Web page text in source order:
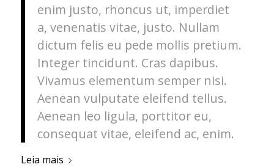
enim justo, rhoncus ut, imperdiet
a, venenatis vitae, justo. Nullam
dictum felis eu pede mollis pretium.
Integer tincidunt. Cras dapibus.
Vivamus elementum semper nisi.
Aenean vulputate eleifend tellus.
Aenean leo ligula, porttitor eu,
consequat vitae, eleifend ac, enim.
Leia mais